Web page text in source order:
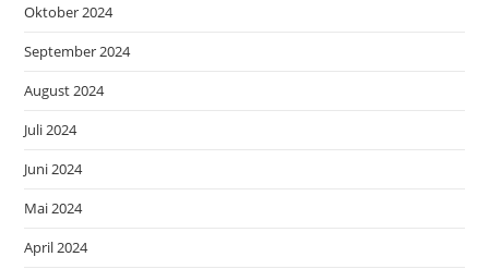
Oktober 2024
September 2024
August 2024
Juli 2024
Juni 2024
Mai 2024
April 2024